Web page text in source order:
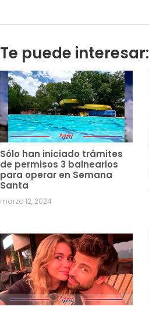
Te puede interesar:
Sólo han iniciado trámites
de permisos 3 balnearios
para operar en Semana
Santa
marzo 12, 2024